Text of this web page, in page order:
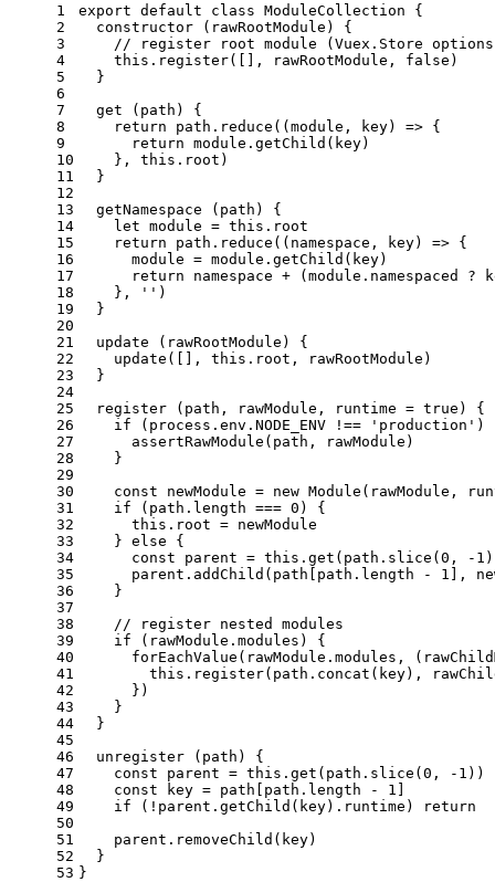
1
2
3
4
5
6
7
8
9
10
11
12
13
14
15
16
17
18
19
20
21
22
23
24
25
26
27
28
29
30
31
32
33
34
35
36
37
38
39
40
41
42
43
44
45
46
47
48
49
50
51
52
53
export default class ModuleCollection {
constructor ( rawRootModule ) {
// register root module (Vuex.Store
this . register([], rawRootModule, false )
  }
get (path) {
return path. reduce ( (module , key) => {
return module . getChild (key)
    },
this . root )
  }
getNamespace (path) {
let module = this . root
return path. reduce ( ( namespace, key) => {
module = module . getChild (key)
return namespace + (module . namespaced
?
    },
'' )
  }
update (rawRootModule) {
update ([], this . root , rawRootModule)
  }
register (path, rawModule, runtime = true ) {
if (process. env . NODE_ENV !== 'production' )
assertRawModule (path, rawModule)
    }
const newModule = new Module (rawModule,
if (path. length === 0 ) {
this . root = newModule
    }
else {
const parent = this . get (path. slice (0 , - 1
      parent.
addChild (path[path. length - 1 ],
    }
// register nested modules
if (rawModule. modules ) {
forEachValue (rawModule. modules , (
this . register(path. concat (key),
      })
    }
  }
unregister (path) {
const parent = this . get (path. slice (0 , - 1 ))
const key = path[path. length - 1 ]
if (!parent. getChild (key). runtime )
return
    parent.
removeChild (key)
  }
}